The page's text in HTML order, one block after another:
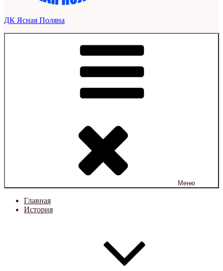
ДК Ясная Поляна
Меню
Главная
История